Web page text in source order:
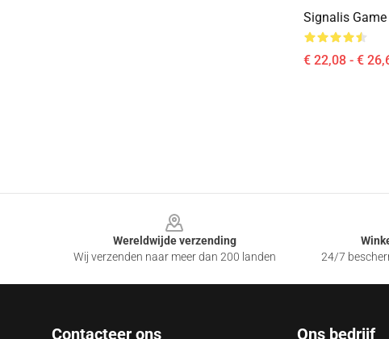
Signalis
€ 22,08 - €
Wereldwijde verzending
Wij verzenden naar meer dan 200 landen
24/7
Contacteer ons Ons bedrijf